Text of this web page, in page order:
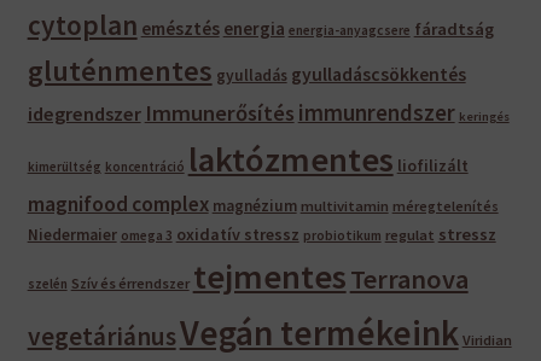
cytoplan emésztés energia energia-anyagcsere fáradtság
gluténmentes gyulladás gyulladáscsökkentés
idegrendszer Immunerősítés immunrendszer keringés
kimerültség koncentráció laktózmentes liofilizált
magnifood complex magnézium multivitamin méregtelenítés
Niedermaier omega 3 oxidatív stressz probiotikum regulat stressz
szelén Szív és érrendszer tejmentesTerranova
vegetáriánusVegán termékeink Viridian